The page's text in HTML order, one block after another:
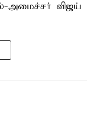
அமைச்சர் விஜய்